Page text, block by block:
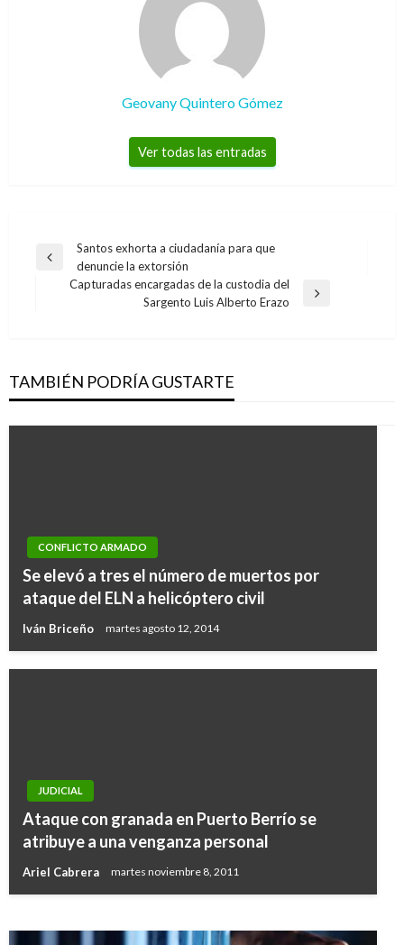
Geovany Quintero Gómez
Ver todas las entradas
Navegación
Entrada
anterior
Santos exhorta a ciudadanía para que
denuncie la extorsión
Capturadas encargadas de la custodia del
Sargento Luis Alberto Erazo
TAMBIÉN PODRÍA GUSTARTE
CONFLICTO ARMADO
Se elevó a tres el número de muertos por
ataque del ELN a helicóptero civil
Iván Briceño martes agosto 12, 2014
JUDICIAL
Ataque con granada en Puerto Berrío se
atribuye a una venganza personal
Ariel Cabrera martes noviembre 8, 2011
Dos policías muertos y cinco heridos deja una